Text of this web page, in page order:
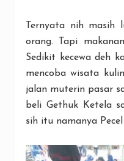
Ternyata nih masih
orang. Tapi
Sedikit kecewa deh
mencoba wisata
jalan muterin pasar
beli Gethuk Ketela
sih itu namanya